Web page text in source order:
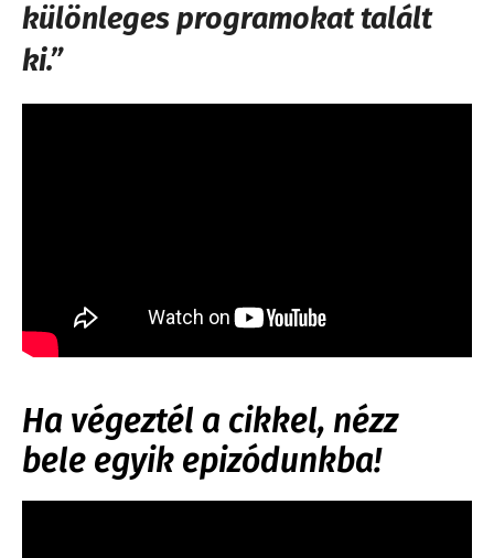
különleges programokat talált
ki.”
Ha végeztél a cikkel, nézz
bele egyik epizódunkba!